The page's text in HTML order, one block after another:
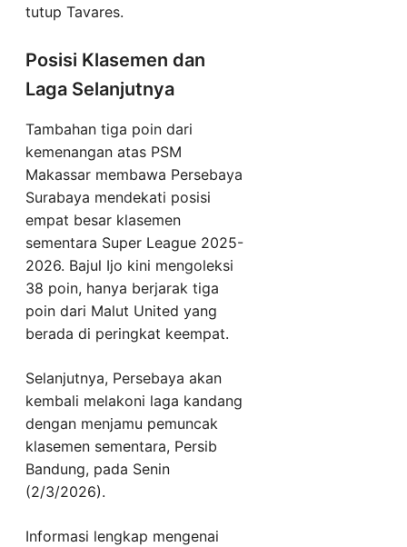
tutup Tavares.
Posisi Klasemen dan
Laga Selanjutnya
Tambahan tiga poin dari
kemenangan atas PSM
Makassar membawa Persebaya
Surabaya mendekati posisi
empat besar klasemen
sementara Super League 2025-
2026. Bajul Ijo kini mengoleksi
38 poin, hanya berjarak tiga
poin dari Malut United yang
berada di peringkat keempat.
Selanjutnya, Persebaya akan
kembali melakoni laga kandang
dengan menjamu pemuncak
klasemen sementara, Persib
Bandung, pada Senin
(2/3/2026).
Informasi lengkap mengenai